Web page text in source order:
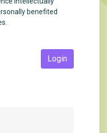
benefited
Login